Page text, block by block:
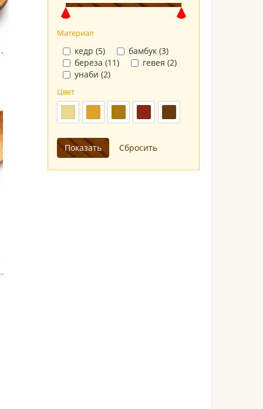
Материал
кедр (5) бамбук (3)
береза (11) гевея (2)
унаби (2)
Цвет
ручкой
14 см